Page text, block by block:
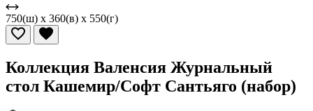
750(ш) x 360(в) x 550(г)
Коллекция Валенсия Журнальный
стол Кашемир/Софт Сантьяго (набор)